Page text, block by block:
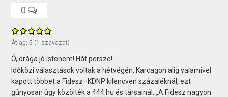
0
Átlag: 5 (1 szavazat)
Ó, drága jó Istenem! Hát persze!
Időközi választások voltak a hétvégén. Karcagon alig valamivel
kapott többet a Fidesz–KDNP kilencven százaléknál, ezt
gúnyosan úgy közölték a 444.hu és társainál: „A Fidesz nagyon